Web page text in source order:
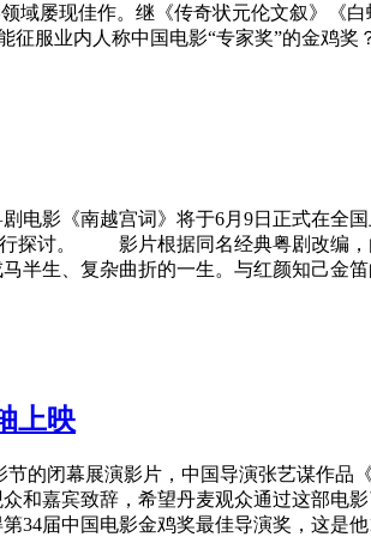
现佳作。继《传奇状元伦文叙》《白
服业内人称中国电影“专家奖”的金鸡
《南越宫词》将于6月9日正式在全国
探讨。 影片根据同名经典粤剧改编
生、复杂曲折的一生。与红颜知己金
上映
闭幕展演影片，中国导演张艺谋作品
宾致辞，希望丹麦观众通过这部电影
届中国电影金鸡奖最佳导演奖，这是